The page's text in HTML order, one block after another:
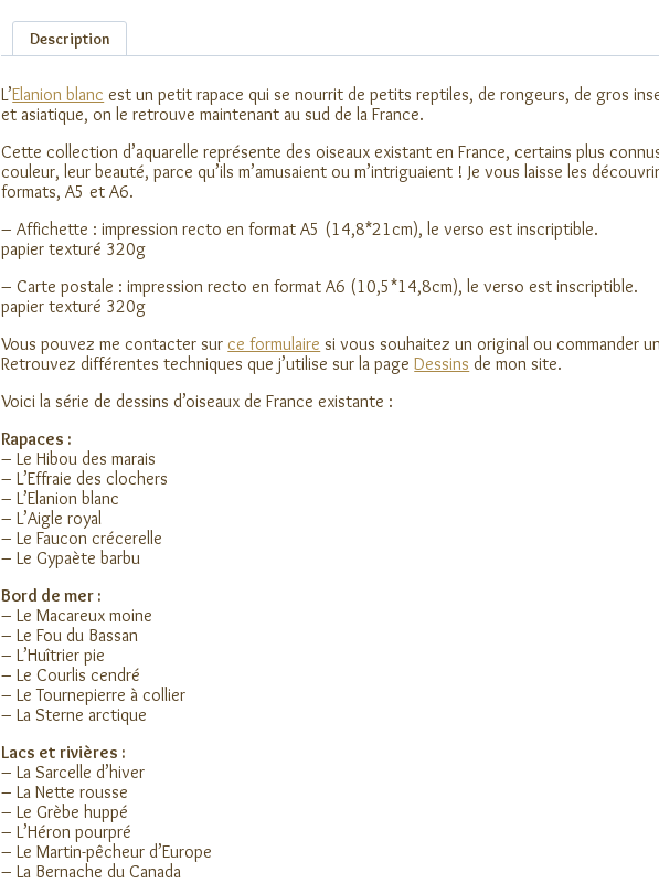
Description
L’Elanion blanc est un petit rapace qui se nourrit de petits reptiles, de rongeurs, de gros
et asiatique, on le retrouve maintenant au sud de la France.
Cette collection d’aquarelle représente des oiseaux existant en France, certains plus
couleur, leur beauté, parce qu’ils m’amusaient ou m’intriguaient ! Je vous laisse les
formats, A5 et A6.
– Affichette : impression recto en format A5 (14,8*21cm), le verso est inscriptible.
papier texturé 320g
– Carte postale : impression recto en format A6 (10,5*14,8cm), le verso est inscriptible.
papier texturé 320g
Vous pouvez me contacter sur ce formulaire si vous souhaitez un original ou commander
Retrouvez différentes techniques que j’utilise sur la pageDessins de mon site.
Voici la série de dessins d’oiseaux de France existante :
Rapaces :
– Le Hibou des marais
– L’Effraie des clochers
– L’Elanion blanc
– L’Aigle royal
– Le Faucon crécerelle
– Le Gypaète barbu
Bord de mer :
– Le Macareux moine
– Le Fou du Bassan
– L’Huîtrier pie
– Le Courlis cendré
– Le Tournepierre à collier
– La Sterne arctique
Lacs et rivières :
– La Sarcelle d’hiver
– La Nette rousse
– Le Grèbe huppé
– L’Héron pourpré
– Le Martin-pêcheur d’Europe
– La Bernache du Canada